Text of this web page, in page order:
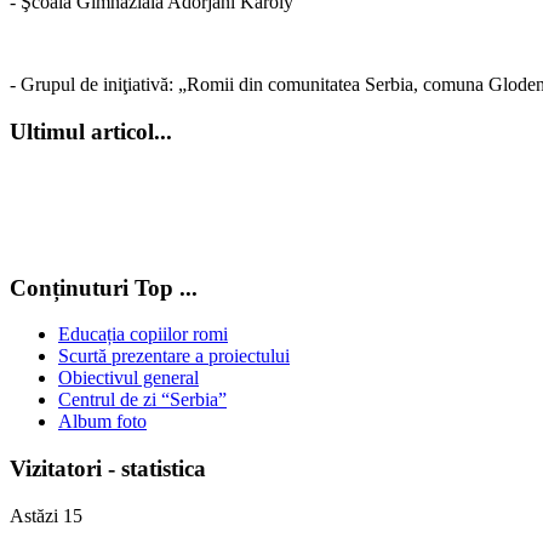
- Grupul de iniţiativă: „Romii din comunitatea Serbia, comuna
Ultimul articol...
Conținuturi Top ...
Educația copiilor romi
Scurtă prezentare a proiectului
Obiectivul general
Centrul de zi “Serbia”
Album foto
Vizitatori - statistica
Astăzi 15